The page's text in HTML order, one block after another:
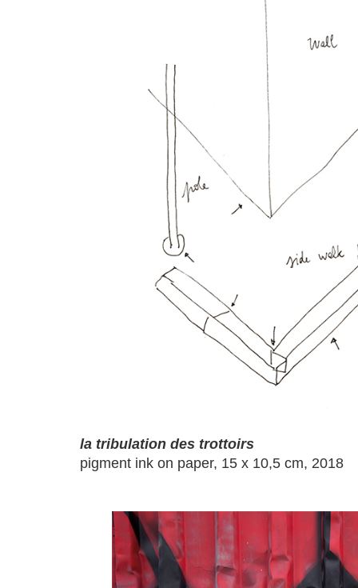
la tribulation des trottoirs
pigment ink on paper, 15 x 10,5 cm, 2018